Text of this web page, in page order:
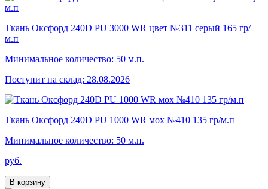
Ткань Оксфорд 240D PU 3000 WR цвет №311 серый 165 гр/
м.п
Минимальное количество: 50 м.п.
Поступит на склад: 28.08.2026
Ткань Оксфорд 240D PU 1000 WR мох №410 135 гр/м.п
Минимальное количество: 50 м.п.
руб.
В корзину